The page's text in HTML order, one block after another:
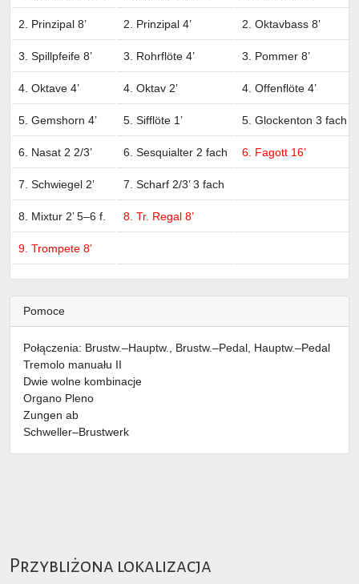
2. Prinzipal 8’ 2. Prinzipal 4’ 2. Oktavbass 8’
3. Spillpfeife 8’ 3. Rohrflöte 4’ 3. Pommer 8’
4. Oktave 4’ 4. Oktav 2’ 4. Offenflöte 4’
5. Gemshorn 4’ 5. Sifflöte 1’ 5. Glockenton 3 fach
6. Nasat 2 2/3’ 6. Sesquialter 2 fach 6. Fagott 16’
7. Schwiegel 2’ 7. Scharf 2/3’ 3 fach
8. Mixtur 2’ 5–6 f. 8. Tr. Regal 8’
9. Trompete 8’
Pomoce
Połączenia: Brustw.–Hauptw., Brustw.–Pedal, Hauptw.–Pedal
Tremolo manuału II
Dwie wolne kombinacje
Organo Pleno
Zungen ab
Schweller–Brustwerk
Przybliżona lokalizacja